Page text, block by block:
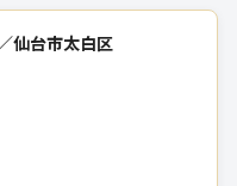
仙台市太白区